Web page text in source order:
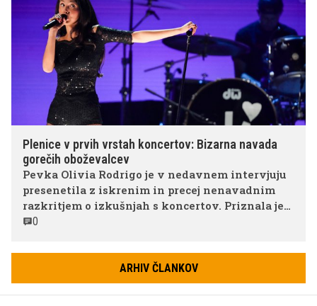
Plenice v prvih vrstah koncertov: Bizarna navada
gorečih oboževalcev
Pevka Olivia Rodrigo je v nedavnem intervjuju
presenetila z iskrenim in precej nenavadnim
razkritjem o izkušnjah s koncertov. Priznala je
namreč, da naj bi na svojih nastopih opazila in
obdržali mesto v prvi vrsti.
0
ARHIV ČLANKOV